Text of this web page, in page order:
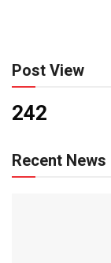
Post View
242
Recent News